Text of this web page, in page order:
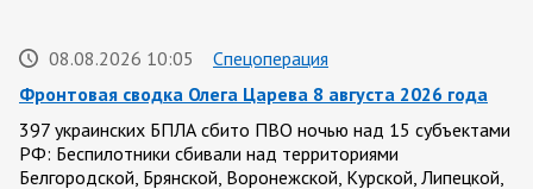
08.08.2026 10:05
Спецоперация
Фронтовая сводка Олега Царева 8 августа 2026 года
397 украинских БПЛА сбито ПВО ночью над 15 субъектами
РФ: Беспилотники сбивали над территориями
Белгородской, Брянской, Воронежской, Курской, Липецкой,